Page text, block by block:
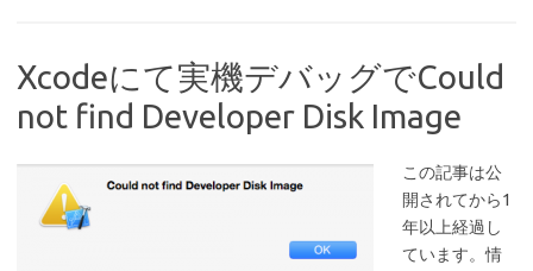
Xcodeにて実機デバッグでCould
not find Developer Disk Image
この記事は公
開されてから1
年以上経過し
ています。情